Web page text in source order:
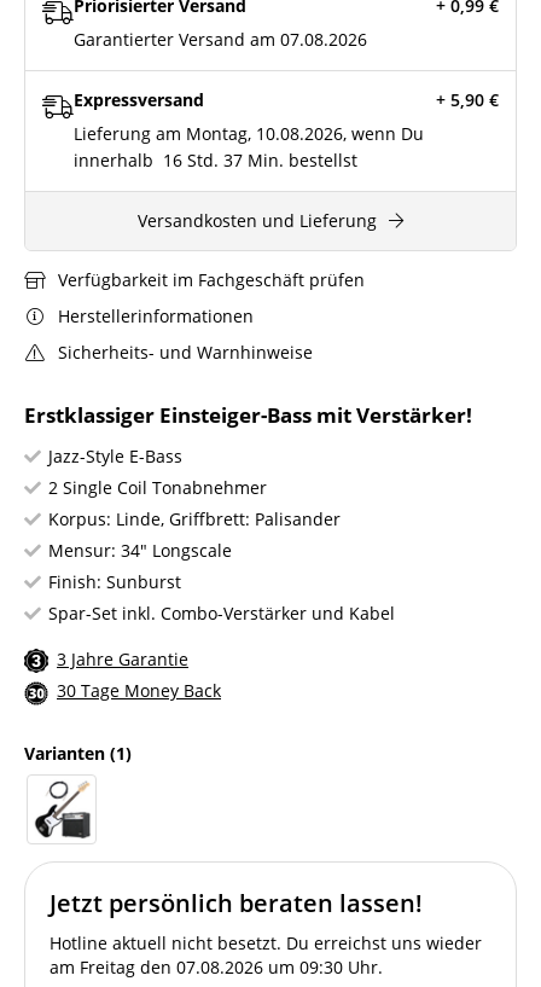
Erstklassiger Einsteiger-Bass mit Verstärker!
Jazz-Style E-Bass
2 Single Coil Tonabnehmer
Korpus: Linde, Griffbrett: Palisander
Mensur: 34" Longscale
Finish: Sunburst
Spar-Set inkl. Combo-Verstärker und Kabel
3 Jahre Garantie
30 Tage Money Back
Varianten (1)
Priorisierter Versand + 0,99 €
Garantierter Versand am 07.08.2026
Expressversand + 5,90 €
Lieferung am Montag, 10.08.2026, wenn Du
innerhalb 16 Std. 37 Min. bestellst
Versandkosten und Lieferung
Verfügbarkeit im Fachgeschäft prüfen
Herstellerinformationen
Sicherheits- und Warnhinweise
Jetzt persönlich beraten lassen!
Hotline aktuell nicht besetzt. Du erreichst uns wieder
am Freitag den 07.08.2026 um 09:30 Uhr.